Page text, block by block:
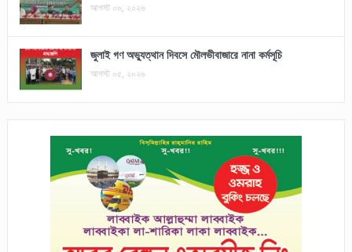
আগস্ট ০৬, ২০২৬
জুলাই গণ অভ্যুত্থান দিবসে মৌলভীবাজারে নানা কর্মসূচি
আগস্ট ০৫, ২০২৬